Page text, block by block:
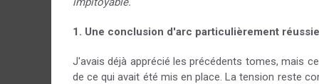
1. Une conclusion d'arc particulièrement réussie
J'avais déjà apprécié les précédents tomes, mais
de ce qui avait été mis en place. La tension reste